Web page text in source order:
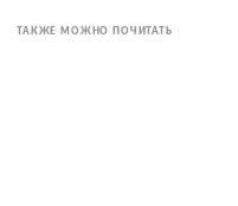
ТАКЖЕ МОЖНО ПОЧИТАТЬ